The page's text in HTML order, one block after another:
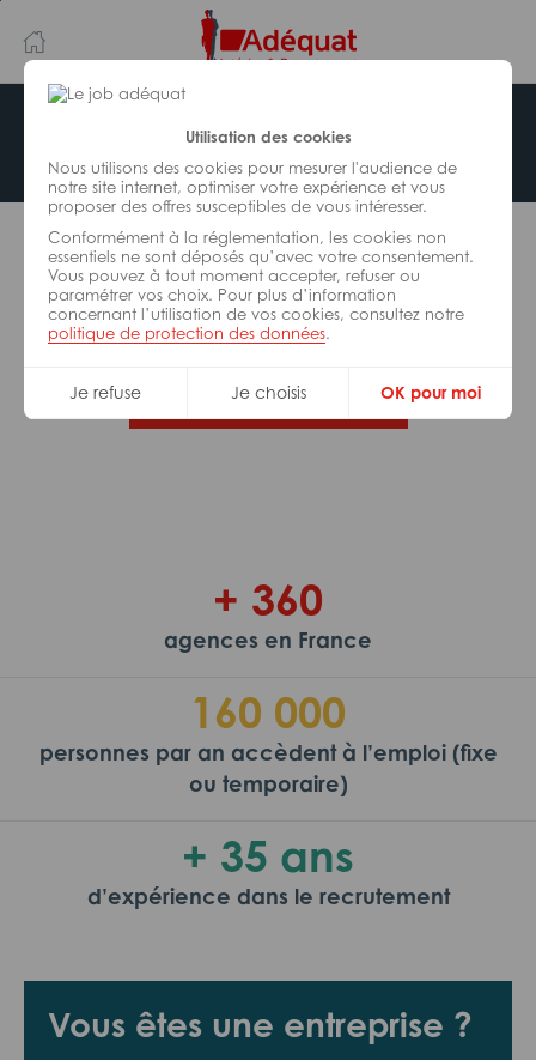
Utilisation des cookies
Nous utilisons des cookies pour mesurer l'audience de
notre site internet, optimiser votre expérience et vous
proposer des offres susceptibles de vous intéresser.
Conformément à la réglementation, les cookies non
essentiels ne sont déposés qu’avec votre consentement.
Vous pouvez à tout moment accepter, refuser ou
paramétrer vos choix. Pour plus d’information
concernant l’utilisation de vos cookies, consultez notre
politique de protection des données.
Je refuse Je choisis OK pour moi
au
contenu
principal
navigation
Offre indisponible
L’offre d’emploi que vous tentez de consulter n’est
plus disponible.
De nombreuses autres missions peuvent vous
correspondre, consultez toutes nos offres.
Trouvez votre job Adéquat !
Vous êtes une entreprise ?
+ 360
agences en France
160 000
personnes par an accèdent à l’emploi (fixe
ou temporaire)
+ 35 ans
d’expérience dans le recrutement